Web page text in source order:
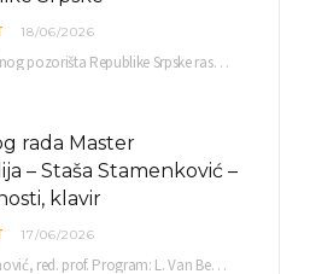
18/06/2026
Simfonijski orkestar Narodnog pozorišta Republike Srpske raspisuje javni poziv za učešće u projektu „CRESCENDO: Nova…
rada Master
– Staša Stamenković –
klavir
17/06/2026
Mentor: Mr Dragoslav Aćimović, red. prof. Program: L. Van Betoven: Sonata op. 31 br. 2 u…